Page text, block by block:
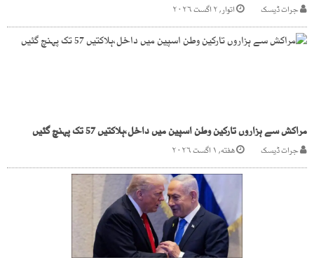
جرات ڈیسک اتوار, ۲ اگست ۲۰۲۶
مراکش سے ہزاروں تارکین وطن اسپین میں داخل،ہلاکتیں 57 تک پہنچ گئیں
جرات ڈیسک هفته, ۱ اگست ۲۰۲۶